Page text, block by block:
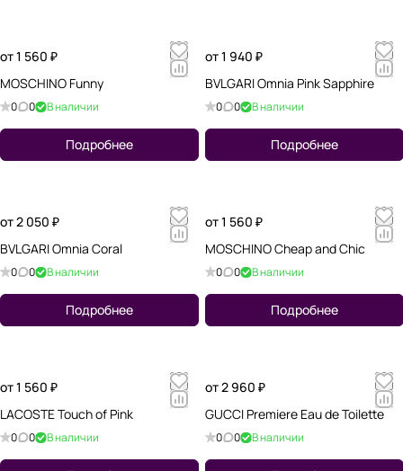
от 1 560 ₽
MOSCHINO Funny
0 0 В наличии
Подробнее
от 1 940 ₽
BVLGARI Omnia Pink Sapphire
0 0 В наличии
Подробнее
от 2 050 ₽
BVLGARI Omnia Coral
0 0 В наличии
Подробнее
от 1 560 ₽
MOSCHINO Cheap and Chic
0 0 В наличии
Подробнее
от 1 560 ₽
LACOSTE Touch of Pink
0 0 В наличии
от 2 960 ₽
GUCCI Premiere Eau de Toilette
0 0 В наличии